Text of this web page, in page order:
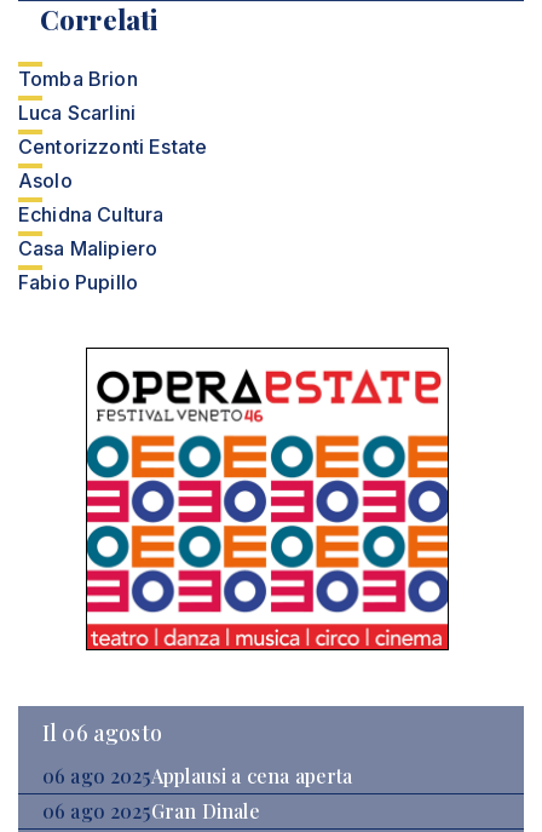
Correlati
Tomba Brion
Luca Scarlini
Centorizzonti Estate
Asolo
Echidna Cultura
Casa Malipiero
Fabio Pupillo
Il 06 agosto
06 ago 2025Applausi a cena aperta
06 ago 2025Gran Dinale